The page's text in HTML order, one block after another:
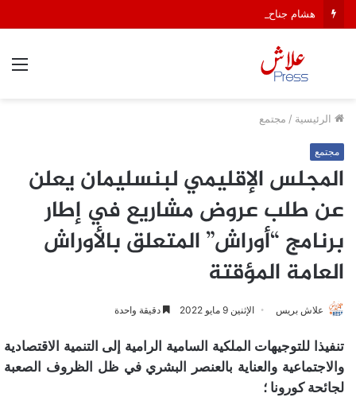
الرئيسية / مجتمع
مجتمع
المجلس الإقليمي لبنسليمان يعلن
عن طلب عروض مشاريع في إطار
برنامج “أوراش” المتعلق بالأوراش
العامة المؤقتة
علاش بريس الإثنين 9 مايو 2022 دقيقة واحدة
تنفيذا للتوجيهات الملكية السامية الرامية إلى التنمية الاقتصادية
والاجتماعية والعناية بالعنصر البشري في ظل الظروف الصعبة
لجائحة كورونا ؛